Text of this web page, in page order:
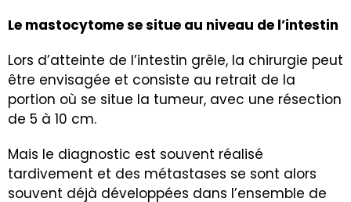
Le mastocytome se situe au niveau de l’intestin
Lors d’atteinte de l’intestin grêle, la chirurgie peut
être envisagée et consiste au retrait de la
portion où se situe la tumeur, avec une résection
de 5 à 10 cm.
Mais le diagnostic est souvent réalisé
tardivement et des métastases se sont alors
souvent déjà développées dans l’ensemble de